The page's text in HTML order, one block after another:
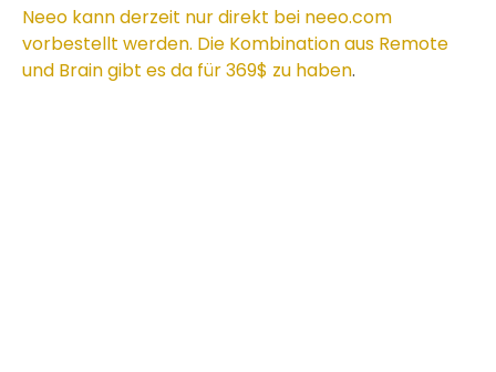
Neeo kann derzeit nur direkt bei neeo.com
vorbestellt werden. Die Kombination aus Remote
und Brain gibt es da für 369$ zu haben.